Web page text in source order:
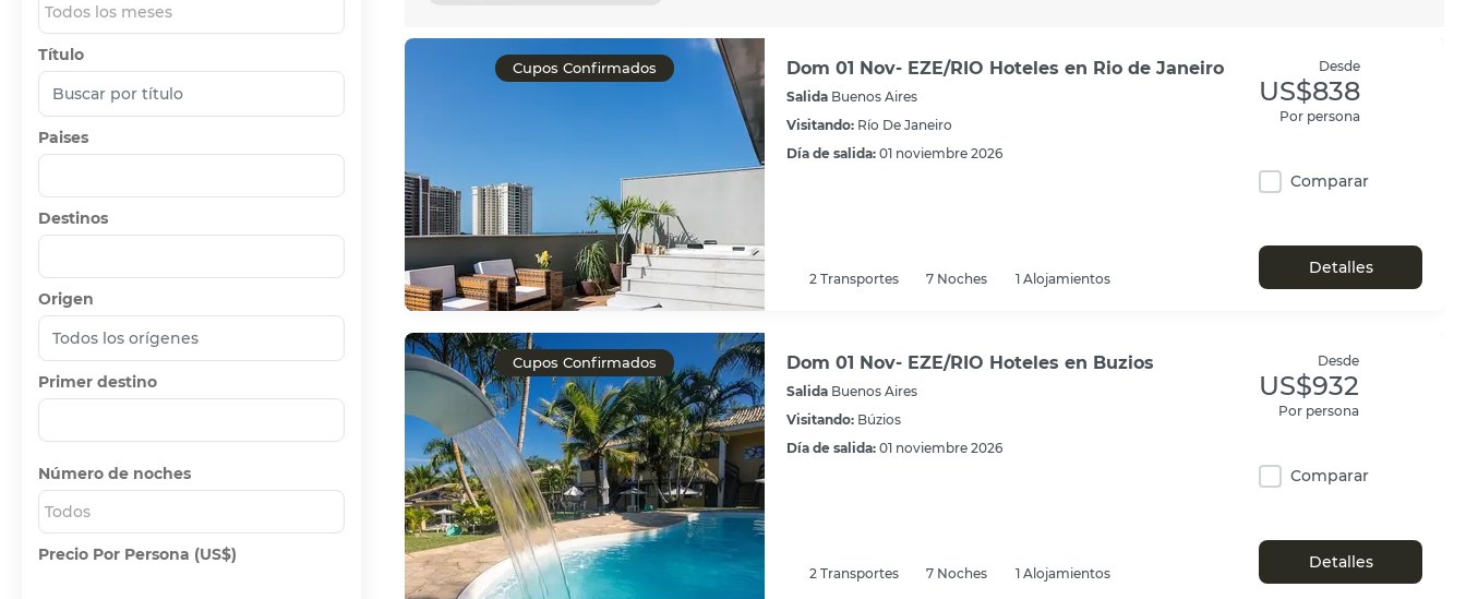
Todos los meses
Título
Paises
Destinos
Origen
Primer destino
Número de noches
Todos
Precio Por Persona (US$)
Cupos Confirmados Dom 01 Nov- EZE/RIO Hoteles en Rio de Janeiro
Salida Buenos Aires
Visitando: Río De Janeiro
Día de salida: 01 noviembre 2026
2 Transportes 7 Noches 1 Alojamientos
Desde
US$838
Por persona
Comparar
Detalles
Cupos Confirmados Dom 01 Nov- EZE/RIO Hoteles en Buzios
Salida Buenos Aires
Visitando: Búzios
Día de salida: 01 noviembre 2026
2 Transportes 7 Noches 1 Alojamientos
Desde
US$932
Por persona
Comparar
Detalles